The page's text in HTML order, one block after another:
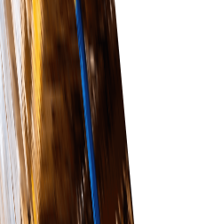
позволив вашей
на стратегических
задачах.